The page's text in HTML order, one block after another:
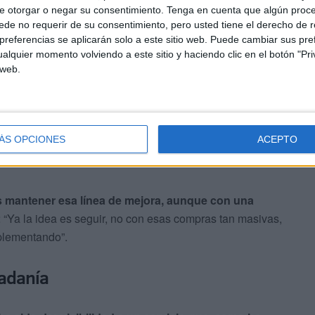
otorgar o negar su consentimiento. Tenga en cuenta que algún
no requerir de su consentimiento, pero usted tiene el derecho de
se aplicarán solo a este sitio web. Puede cambiar sus
momento volviendo a este sitio y haciendo clic en el botón
OPCIONES ACEPTO
modernización de este servicio, incorporando
técnicas. Entre las adquisiciones más recientes
y la actualización del puesto de mando avanzado,
esa línea de mejora, aunque con una
“Ya la idea es seguir, no con esas compras tan masivas,